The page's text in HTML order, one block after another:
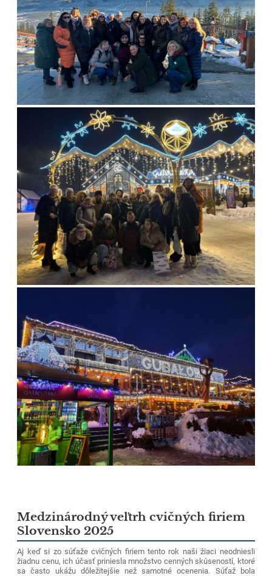
Medzinárodný veľtrh cvičných firiem
Slovensko 2025
Aj keď si zo súťaže cvičných firiem tento rok naši žiaci neodniesli
žiadnu cenu, ich účasť priniesla množstvo cenných skúseností, ktoré
sa často ukážu dôležitejšie než samotné ocenenia. Súťaž bola